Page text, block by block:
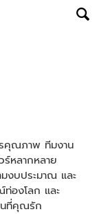
คุณภาพ ทีมงาน
หลากหลาย
งบประมาณ และ
ท่องโลก และ
นที่คุณรัก